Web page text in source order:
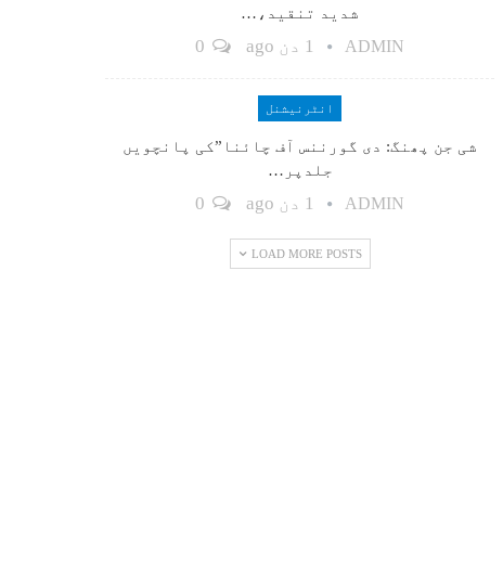
شدید تنقید،…
ADMIN 1 دن ago
انٹرنیشنل
شی جن پھنگ: دی گورننس آف چائنا”کی پانچویں
جلدپر…
ADMIN 1 دن ago
LOAD MORE POSTS